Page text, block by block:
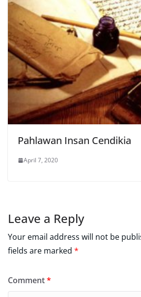
Pahlawan Insan Cendikia
April 7, 2020
Leave a Reply
Your email address will not be
fields are marked *
Comment*